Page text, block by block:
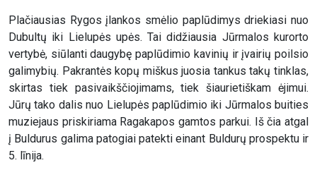
Plačiausias Rygos įlankos smėlio paplūdimys driekiasi nuo
Dubultų iki Lielupės upės. Tai didžiausia Jūrmalos kurorto
vertybė, siūlanti daugybę paplūdimio kavinių ir įvairių poilsio
galimybių. Pakrantės kopų miškus juosia tankus takų tinklas,
skirtas tiek pasivaikščiojimams, tiek šiaurietiškam ėjimui.
Jūrų tako dalis nuo Lielupės paplūdimio iki Jūrmalos buities
muziejaus priskiriama Ragakapos gamtos parkui. Iš čia atgal
į Buldurus galima patogiai patekti einant Buldurų prospektu ir
5. līnija.